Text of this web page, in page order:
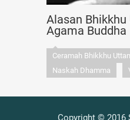
Alasan
Agama Buddha
Ceramah Bhikkhu
Naskah Dhamma
Copyright © 2016